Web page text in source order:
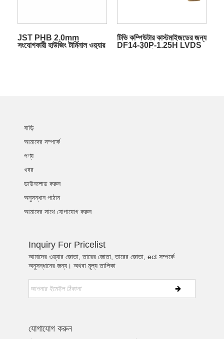
JST PHB 2.0mm
সংযোগকারী হাউজিং টার্মিনাল ওয়্যার
টিভি কম্পিউটার কাস্টমাইজডের জন্য
DF14-30P-1.25H LVDS
বাড়ি
আমাদের সম্পর্কে
পণ্য
খবর
ডাউনলোড করুন
অনুসন্ধান পাঠান
আমাদের সাথে যোগাযোগ করুন
Inquiry For Pricelist
আমাদের ওয়্যার জোতা, তারের জোতা, তারের জোতা, ect সম্পর্কে
অনুসন্ধানের জন্য। অথবা মূল্য তালিকা
যোগাযোগ করুন